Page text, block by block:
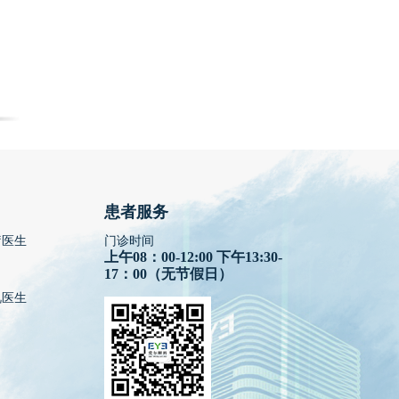
生
生
患者服务
门诊时间
上午08：00-12:00 下午13:30-
17：00（无节假日）